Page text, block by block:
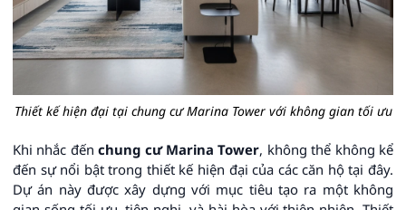
Thiết kế hiện đại tại chung cư Marina Tower với không gian tối ưu
Khi nhắc đếnchung cư Marina Tower, không thể không kể
đến sự nổi bật trong thiết kế hiện đại của các căn hộ tại đây.
Dự án này được xây dựng với mục tiêu tạo ra một không